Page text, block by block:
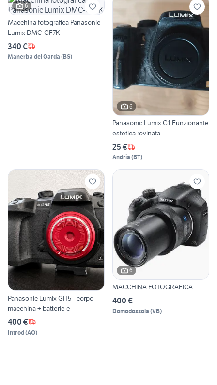
6
Macchina fotografica Panasonic
Lumix DMC-GF7K
340 €
Manerba del Garda (BS)
6
Panasonic Lumix G1 Funzionante
estetica rovinata
25 €
Andria (BT)
Panasonic Lumix GH5 - corpo
macchina + batterie e
400 €
Introd(AO)
6
MACCHINA FOTOGRAFICA
400 €
Domodossola (VB)